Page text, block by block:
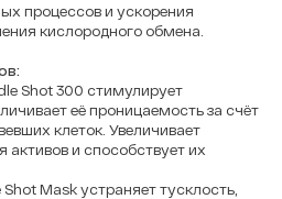
процессов и ускорения
кислородного обмена.
Shot 300 стимулирует
её проницаемость за счёт
клеток. Увеличивает
активов и способствует их
Mask устраняет тусклость,